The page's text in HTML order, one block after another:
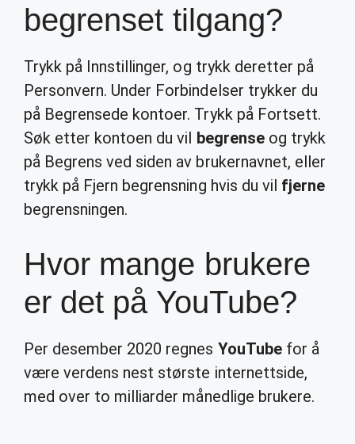
begrenset tilgang?
Trykk på Innstillinger, og trykk deretter på
Personvern. Under Forbindelser trykker du
på Begrensede kontoer. Trykk på Fortsett.
Søk etter kontoen du vil begrenseog trykk
på Begrens ved siden av brukernavnet, eller
trykk på Fjern begrensning hvis du vil fjerne
begrensningen.
Hvor mange brukere
er det på YouTube?
Per desember 2020 regnes YouTubefor å
være verdens nest største internettside,
med over to milliarder månedlige brukere.